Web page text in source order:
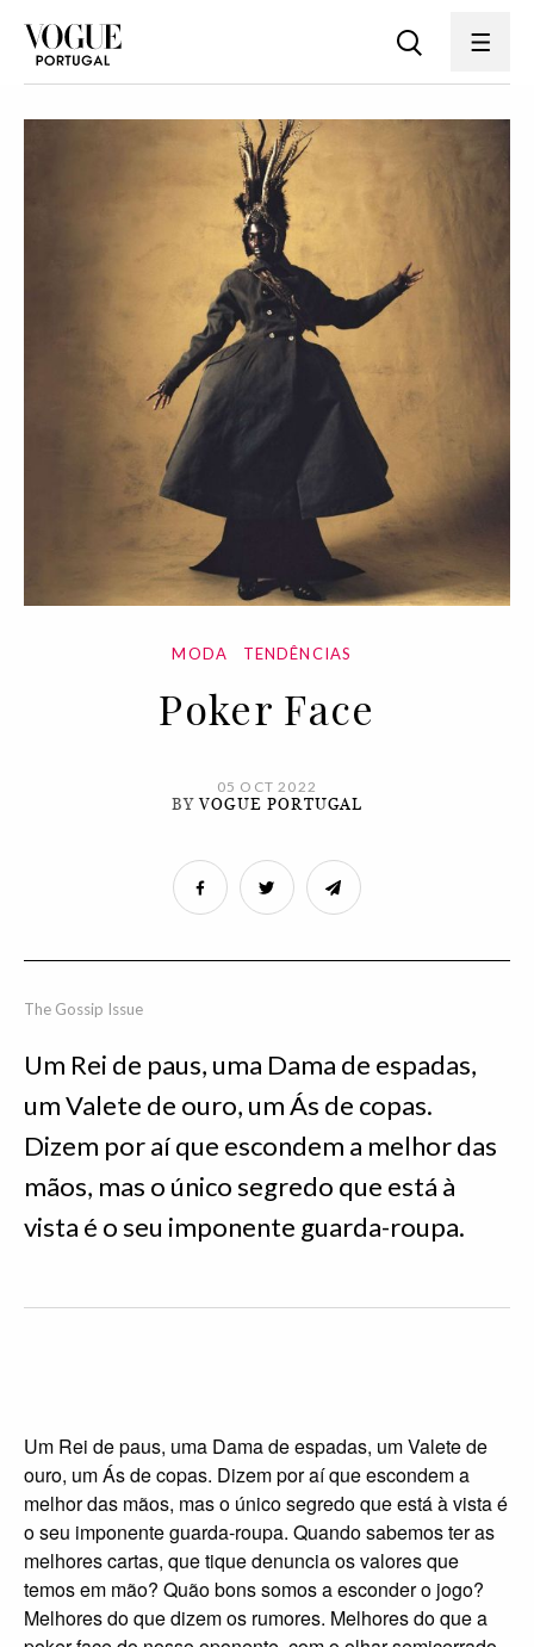
MODA TENDÊNCIAS
Poker Face
05 OCT 2022
BYVOGUE PORTUGAL
The Gossip Issue
Um Rei de paus, uma Dama de espadas,
um Valete de ouro, um Ás de copas.
Dizem por aí que escondem a melhor das
mãos, mas o único segredo que está à
vista é o seu imponente guarda-roupa.
Um Rei de paus, uma Dama de espadas, um Valete de
ouro, um Ás de copas. Dizem por aí que escondem a
melhor das mãos, mas o único segredo que está à vista é
o seu imponente guarda-roupa. Quando sabemos ter as
melhores cartas, que tique denuncia os valores que
temos em mão? Quão bons somos a esconder o jogo?
Melhores do que dizem os rumores. Melhores do que a